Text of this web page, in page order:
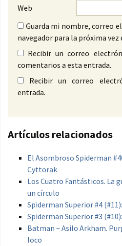
Web
Guarda mi nombre, correo
navegador para la próxima vez
Recibir un correo
comentarios a esta entrada.
Recibir un correo
entrada.
Artículos relacionados
El Asombroso Spiderman
Cyttorak
Los Cuatro Fantásticos. La
un círculo
Spiderman Superior #4
Spiderman Superior #3
Batman – Asilo Arkham.
loco